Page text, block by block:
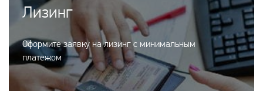
Лизинг
Оформите заявку на лизинг с минимальным
платежом